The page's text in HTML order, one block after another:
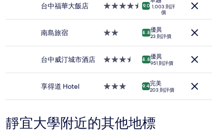
成
晚)。
及
情
可
能
住
台中福華大飯店
4.5
住
9.0 1,003 則評
價
南島旅宿
2.0
住
8.8優異
23 則評價
台中威汀城市酒店
3.5
住
8.8優異
951 則評價
享得道 Hotel
3.0
宿
9.4完美
203 則評價
靜宜大學附近的其他地標